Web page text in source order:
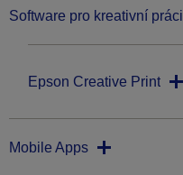
Software pro kreativní práci
Epson Creative Print
Mobile Apps